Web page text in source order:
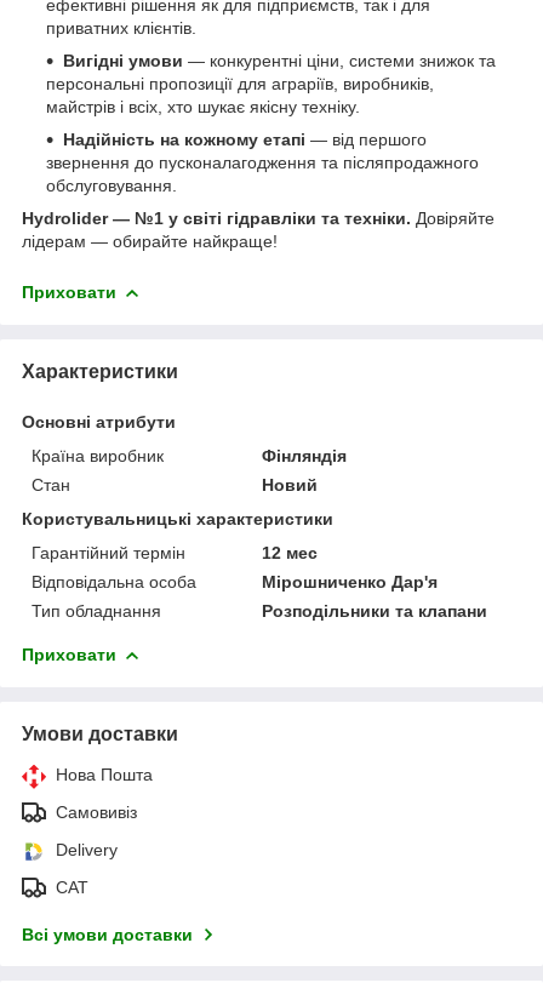
ефективні рішення як для підприємств, так і для
приватних клієнтів.
Вигідні умови — конкурентні ціни, системи знижок та
персональні пропозиції для аграріїв, виробників,
майстрів і всіх, хто шукає якісну техніку.
Надійність на кожному етапі — від першого
звернення до пусконалагодження та післяпродажного
обслуговування.
Hydrolider — №1 у світі гідравліки та техніки. Довіряйте
лідерам — обирайте найкраще!
Приховати
Характеристики
Основні атрибути
Країна виробник
Фінляндія
Стан
Новий
Користувальницькі характеристики
Гарантійний термін
12 мес
Відповідальна особа
Мірошниченко Дар'я
Тип обладнання
Розподільники та клапани
Приховати
Умови доставки
Нова Пошта
Самовивіз
Delivery
САТ
Всі умови доставки